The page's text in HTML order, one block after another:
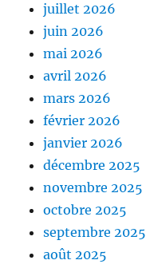
juillet 2026
juin 2026
mai 2026
avril 2026
mars 2026
février 2026
janvier 2026
décembre 2025
novembre 2025
octobre 2025
septembre 2025
août 2025